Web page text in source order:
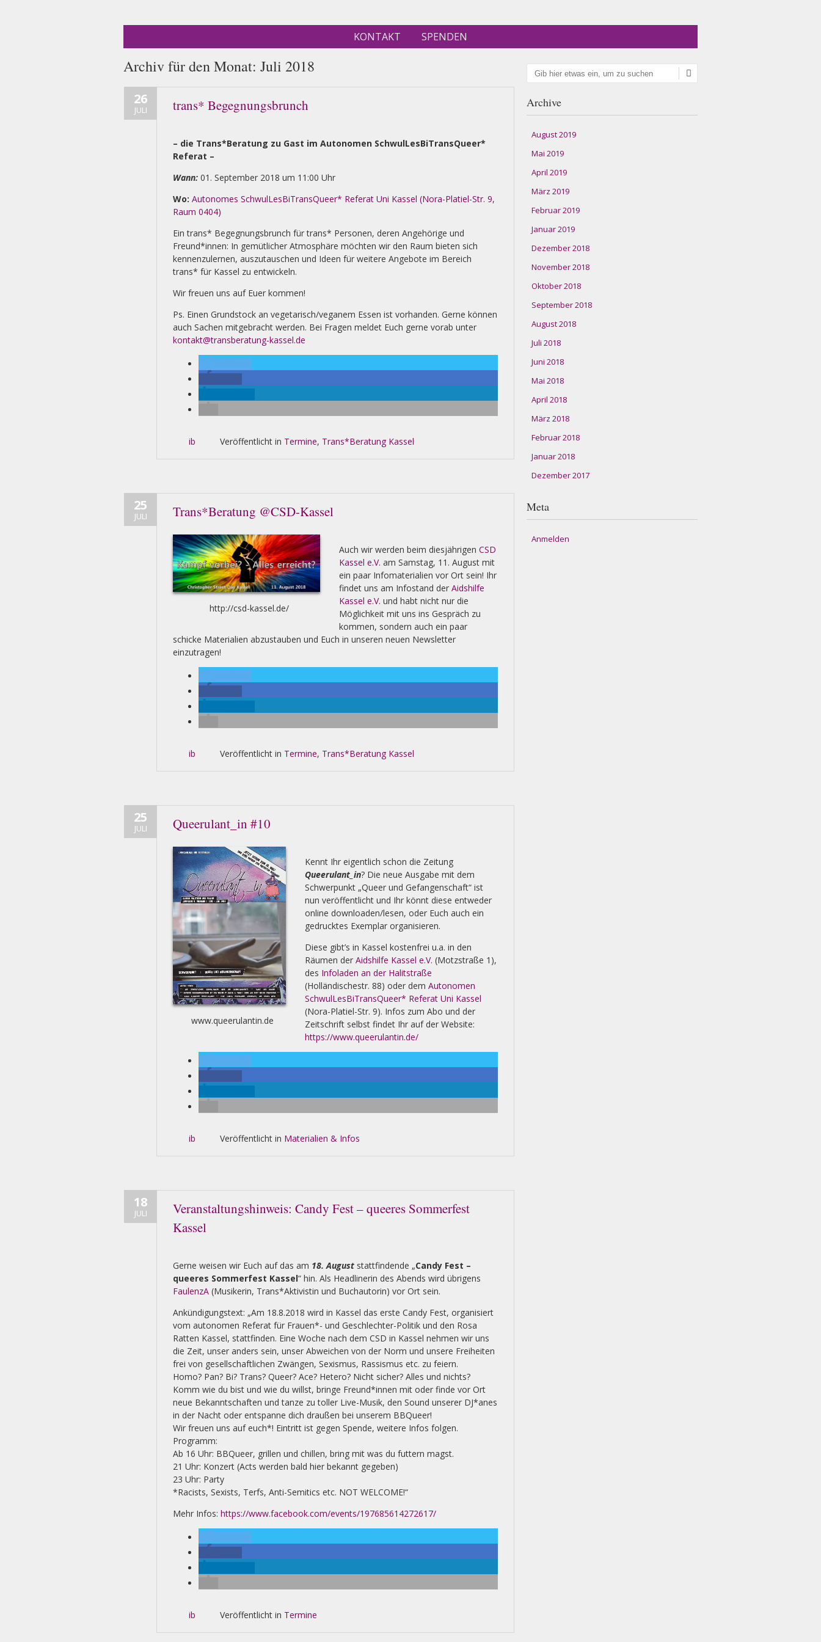
KONTAKT SPENDEN
Archiv für den Monat: Juli 2018
26
JULI trans* Begegnungsbrunch
– die Trans*Beratung zu Gast im Autonomen SchwulLesBiTransQueer*
Referat –
Wann:01. September 2018 um 11:00 Uhr
Wo: Autonomes SchwulLesBiTransQueer* Referat Uni Kassel (Nora-Platiel-Str. 9,
Raum 0404)
Ein trans* Begegnungsbrunch für trans* Personen, deren Angehörige und
Freund*innen: In gemütlicher Atmosphäre möchten wir den Raum bieten sich
kennenzulernen, auszutauschen und Ideen für weitere Angebote im Bereich
trans* für Kassel zu entwickeln.
Wir freuen uns auf Euer kommen!
Ps. Einen Grundstock an vegetarisch/veganem Essen ist vorhanden. Gerne können
auch Sachen mitgebracht werden. Bei Fragen meldet Euch gerne vorab unter
kontakt@transberatung-kassel.de
ib Veröffentlicht in Termine, Trans*Beratung Kassel
25
JULI Trans*Beratung @CSD-Kassel
http://csd-kassel.de/
Auch wir werden beim diesjährigen CSD
Kassel e.V. am Samstag, 11. August mit
ein paar Infomaterialien vor Ort sein! Ihr
findet uns am Infostand der Aidshilfe
Kassel e.V. und habt nicht nur die
Möglichkeit mit uns ins Gespräch zu
kommen, sondern auch ein paar
schicke Materialien abzustauben und Euch in unseren neuen Newsletter
einzutragen!
ib Veröffentlicht in Termine, Trans*Beratung Kassel
25
JULI Queerulant_in #10
www.queerulantin.de
Kennt Ihr eigentlich schon die Zeitung
Queerulant_in? Die neue Ausgabe mit dem
Schwerpunkt „Queer und Gefangenschaft“ ist
nun veröffentlicht und Ihr könnt diese entweder
online downloaden/lesen, oder Euch auch ein
gedrucktes Exemplar organisieren.
Diese gibt’s in Kassel kostenfrei u.a. in den
Räumen der Aidshilfe Kassel e.V. (Motzstraße 1),
des Infoladen an der Halitstraße
(Holländischestr. 88) oder dem Autonomen
SchwulLesBiTransQueer* Referat Uni Kassel
(Nora-Platiel-Str. 9). Infos zum Abo und der
Zeitschrift selbst findet Ihr auf der Website:
https://www.queerulantin.de/
ib Veröffentlicht in Materialien & Infos
18
JULI
Veranstaltungshinweis: Candy Fest – queeres Sommerfest
Kassel
Gerne weisen wir Euch auf das am 18. August stattfindende „Candy Fest –
queeres Sommerfest Kassel“ hin. Als Headlinerin des Abends wird übrigens
FaulenzA(Musikerin, Trans*Aktivistin und Buchautorin) vor Ort sein.
Ankündigungstext: „Am 18.8.2018 wird in Kassel das erste Candy Fest, organisiert
vom autonomen Referat für Frauen*- und Geschlechter-Politik und den Rosa
Ratten Kassel, stattfinden. Eine Woche nach dem CSD in Kassel nehmen wir uns
die Zeit, unser anders sein, unser Abweichen von der Norm und unsere Freiheiten
frei von gesellschaftlichen Zwängen, Sexismus, Rassismus etc. zu feiern.
Homo? Pan? Bi? Trans? Queer? Ace? Hetero? Nicht sicher? Alles und nichts?
Komm wie du bist und wie du willst, bringe Freund*innen mit oder finde vor Ort
neue Bekanntschaften und tanze zu toller Live-Musik, den Sound unserer DJ*anes
in der Nacht oder entspanne dich draußen bei unserem BBQueer!
Wir freuen uns auf euch*! Eintritt ist gegen Spende, weitere Infos folgen.
Programm:
Ab 16 Uhr: BBQueer, grillen und chillen, bring mit was du futtern magst.
21 Uhr: Konzert (Acts werden bald hier bekannt gegeben)
23 Uhr: Party
*Racists, Sexists, Terfs, Anti-Semitics etc. NOT WELCOME!“
Mehr Infos: https://www.facebook.com/events/197685614272617/
ib Veröffentlicht in Termine
Suchen
Archive
August 2019
Mai 2019
April 2019
März 2019
Februar 2019
Januar 2019
Dezember 2018
November 2018
Oktober 2018
September 2018
August 2018
Juli 2018
Juni 2018
Mai 2018
April 2018
März 2018
Februar 2018
Januar 2018
Dezember 2017
Meta
Anmelden